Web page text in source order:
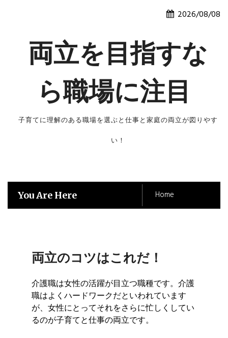
2026/08/08
両立を目指すな
ら職場に注目
子育てに理解のある職場を選ぶと仕事と家庭の両立が図りやす
い！
You Are Here Home
両立のコツはこれだ！
介護職は女性の活躍が目立つ職種です。介護
職はよくハードワークだといわれています
が、女性にとってそれをさらに忙しくしてい
るのが子育てと仕事の両立です。